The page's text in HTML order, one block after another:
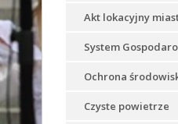
Akt lokacyjny
System
Ochrona
Czyste powietrze